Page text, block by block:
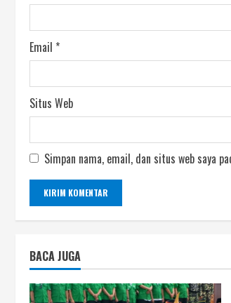
Email *
Situs Web
Simpan nama, email, dan situs web saya
BACA JUGA